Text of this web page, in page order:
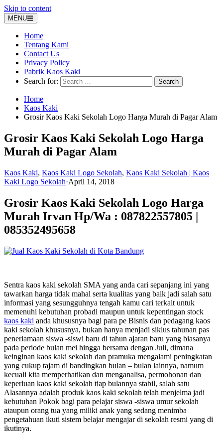
Skip to content
MENU
Home
Tentang Kami
Contact Us
Privacy Policy
Pabrik Kaos Kaki
Search for:
Home
Kaos Kaki
Grosir Kaos Kaki Sekolah Logo Harga Murah di Pagar Alam
Grosir Kaos Kaki Sekolah Logo Harga
Murah di Pagar Alam
Kaos Kaki, Kaos Kaki Logo Sekolah, Kaos Kaki Sekolah | Kaos
Kaki Logo Sekolah·April 14, 2018
Grosir Kaos Kaki Sekolah Logo Harga
Murah Irvan Hp/Wa : 087822557805 |
085352495658
Sentra kaos kaki sekolah SMA yang anda cari sepanjang ini yang
tawarkan harga tidak mahal serta kualitas yang baik jadi salah satu
informasi yang sesungguhnya tengah kamu cari terkait untuk
memenuhi kebutuhan probadi maupun untuk kepentingan stock
kaos kaki anda khususnya bagi para pe Bisnis dan pedagang kaos
kaki sekolah khususnya, bukan hanya menjadi siklus tahunan pas
peneriamaan siswa -siswi baru di tahun ajaran baru yang biasanya
pada periode bulan mei hingga bersama dengan Juli, dimana
keinginan kaos kaki sekolah dan pramuka mengalami peningkatan
yang cukup tajam di bandingkan bulan – bulan lainnya, namum
kecuali kita memperhatikan dan menganalisa, permohonan dan
keperluan kaos kaki sekolah tiap bulannya stabil, salah satu
Alasannya adalah produk kaos kaki sekolah telah menjelma jadi
kebutuhan Pokok bagi para pelajar siswa -siswa umur sekolah
ataupun orang tua yang miliki anak yang sedang menimba
pengetahuan ikuti sistem belajar mengajar di sekolah resmi yang di
ikutinya.